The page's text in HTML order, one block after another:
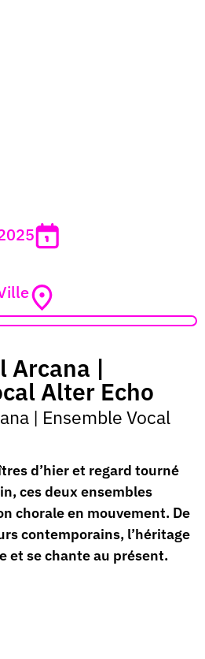
Arcana |
Alter Echo
| Ensemble Vocal
d’hier et regard tourné
ces deux ensembles
chorale en mouvement. De
contemporains, l’héritage
et se chante au présent.